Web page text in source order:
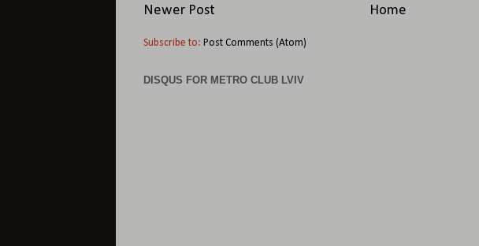
Newer Post Home
Subscribe to: Post Comments (Atom)
DISQUS FOR METRO CLUB LVIV